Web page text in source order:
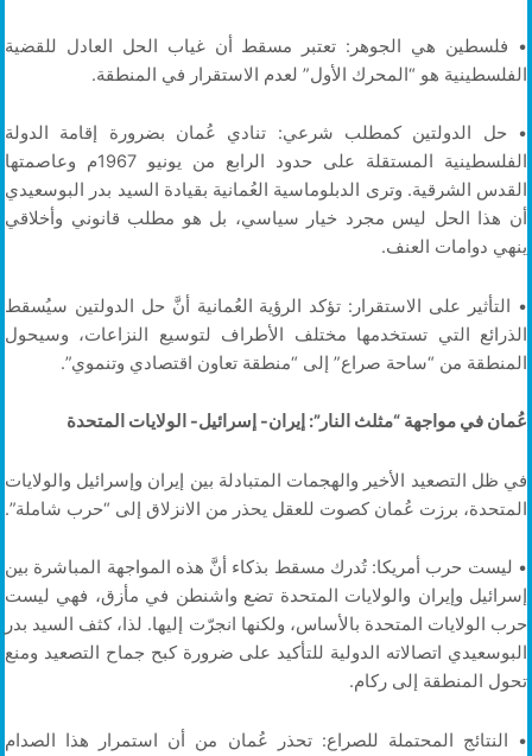
• فلسطين هي الجوهر: تعتبر مسقط أن غياب الحل العادل للقضية
الفلسطينية هو “المحرك الأول” لعدم الاستقرار في المنطقة.
• حل الدولتين كمطلب شرعي: تنادي عُمان بضرورة إقامة الدولة
الفلسطينية المستقلة على حدود الرابع من يونيو 1967م وعاصمتها
القدس الشرقية. وترى الدبلوماسية العُمانية بقيادة السيد بدر البوسعيدي
أن هذا الحل ليس مجرد خيار سياسي، بل هو مطلب قانوني وأخلاقي
ينهي دوامات العنف.
• التأثير على الاستقرار: تؤكد الرؤية العُمانية أنَّ حل الدولتين سيُسقط
الذرائع التي تستخدمها مختلف الأطراف لتوسيع النزاعات، وسيحول
المنطقة من “ساحة صراع” إلى “منطقة تعاون اقتصادي وتنموي”.
عُمان في مواجهة “مثلث النار”: إيران- إسرائيل- الولايات المتحدة
في ظل التصعيد الأخير والهجمات المتبادلة بين إيران وإسرائيل والولايات
المتحدة، برزت عُمان كصوت للعقل يحذر من الانزلاق إلى “حرب شاملة”.
• ليست حرب أمريكا: تُدرك مسقط بذكاء أنَّ هذه المواجهة المباشرة بين
إسرائيل وإيران والولايات المتحدة تضع واشنطن في مأزق، فهي ليست
حرب الولايات المتحدة بالأساس، ولكنها انجرّت إليها. لذا، كثف السيد بدر
البوسعيدي اتصالاته الدولية للتأكيد على ضرورة كبح جماح التصعيد ومنع
تحول المنطقة إلى ركام.
• النتائج المحتملة للصراع: تحذر عُمان من أن استمرار هذا الصدام